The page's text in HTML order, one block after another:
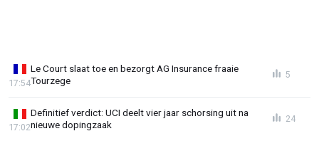
Le Court slaat toe en bezorgt AG Insurance fraaie
Tourzege
17:54
5
Definitief verdict: UCI deelt vier jaar schorsing uit na
nieuwe dopingzaak
17:02
24